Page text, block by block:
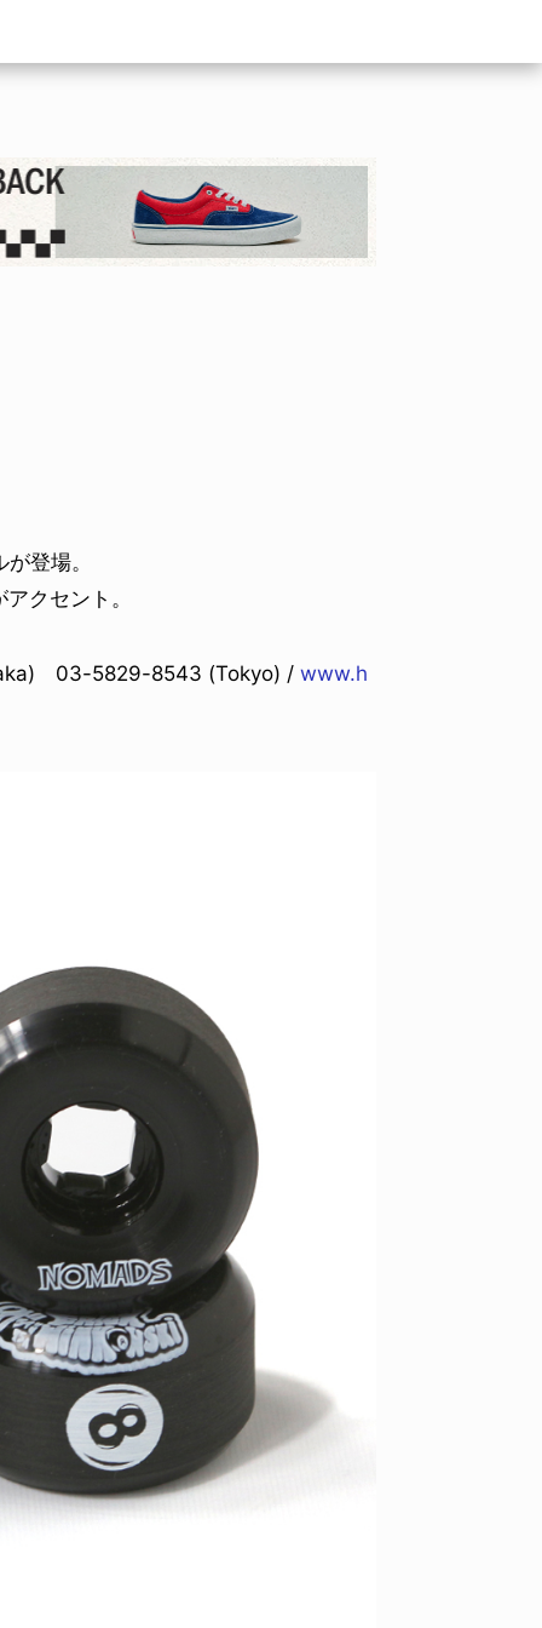
ID
IZURU NAGAHARA / 永原依弦
2026.08.05
登場。
クセント。
03-5829-8543 (Tokyo) / www.h